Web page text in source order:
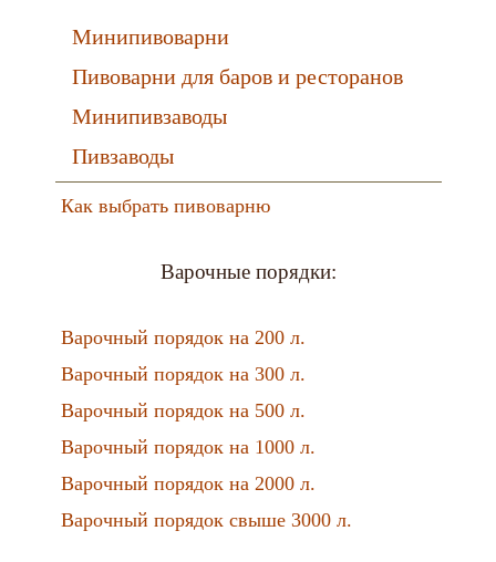
Минипивоварни
Пивоварни для баров и ресторанов
Минипивзаводы
Пивзаводы
Как выбрать пивоварню
Варочные порядки:
Варочный порядок на 200 л.
Варочный порядок на 300 л.
Варочный порядок на 500 л.
Варочный порядок на 1000 л.
Варочный порядок на 2000 л.
Варочный порядок свыше 3000 л.